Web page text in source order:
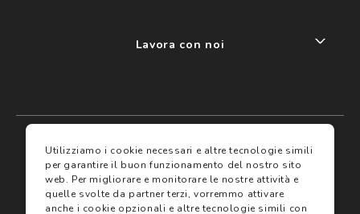
I miei preferiti
Assicurazioni
Lavora con noi
Utilizziamo i cookie necessari e altre tecnologie simili
per garantire il buon funzionamento del nostro sito
web. Per migliorare e monitorare le nostre attività e
quelle svolte da partner terzi, vorremmo attivare
anche i cookie opzionali e altre tecnologie simili con